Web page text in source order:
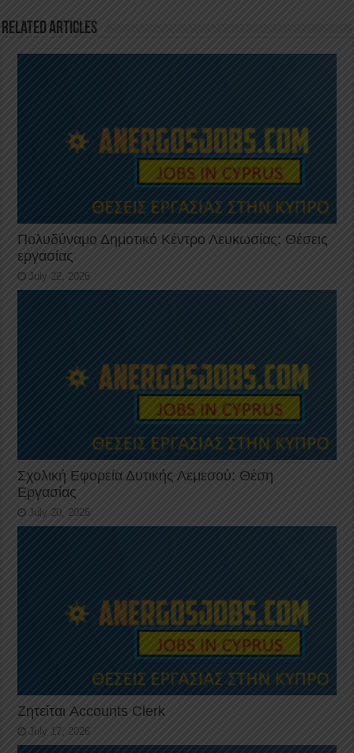
k
Related Articles
Πολυδύναμο Δημοτικό Κέντρο Λευκωσίας: Θέσεις
εργασίας
July 22, 2026
Σχολική Εφορεία Δυτικής Λεμεσού: Θέση
Εργασίας
July 20, 2026
Ζητείται Accounts Clerk
July 17, 2026